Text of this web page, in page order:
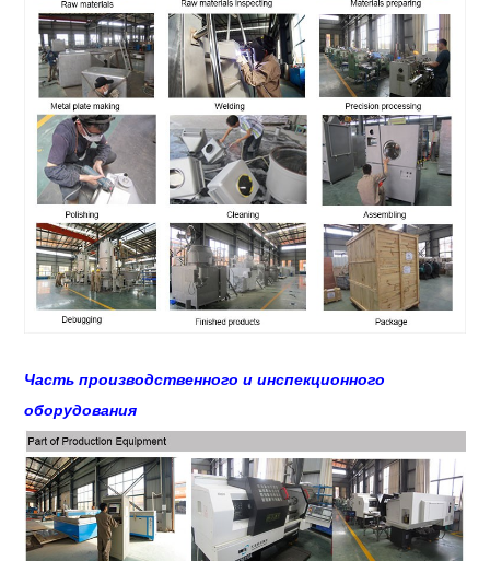
Часть производственного и инспекционного
оборудования